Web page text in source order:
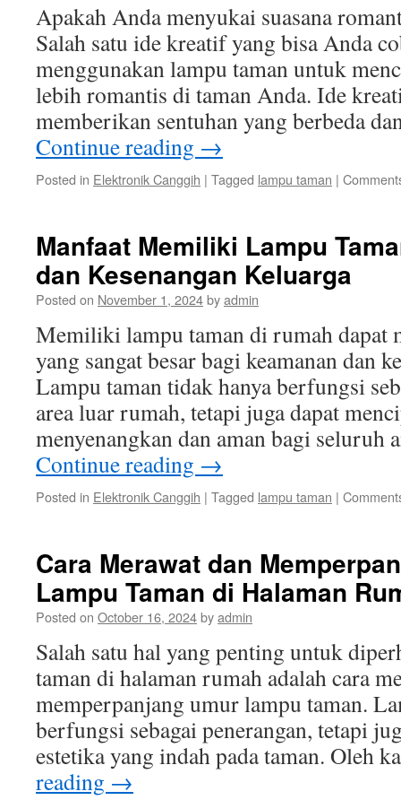
Apakah Anda menyukai suasana
Salah satu ide kreatif yang bisa Anda
menggunakan lampu taman untuk
lebih romantis di taman Anda. Ide
memberikan sentuhan yang berbeda
Continue reading →
Posted in Elektronik Canggih | Tagged lampu taman |
Manfaat Memiliki Lampu
dan Kesenangan Keluarga
Posted on November 1, 2024byadmin
Memiliki lampu taman di rumah dapat
yang sangat besar bagi keamanan dan
Lampu taman tidak hanya berfungsi
area luar rumah, tetapi juga dapat
menyenangkan dan aman bagi
Continue reading →
Posted in Elektronik Canggih | Tagged lampu taman |
Cara Merawat dan
Lampu Taman di Halaman
Posted on October 16, 2024byadmin
Salah satu hal yang penting untuk
taman di halaman rumah adalah cara
memperpanjang umur lampu taman.
berfungsi sebagai penerangan, tetapi
estetika yang indah pada taman. Oleh
reading →